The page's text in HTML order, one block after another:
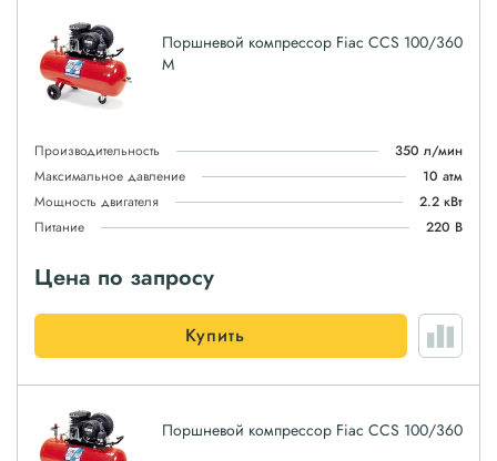
Поршневой компрессор Fiac CCS 100/360
M
Производительность
350 л/мин
Максимальное давление
10 атм
Мощность двигателя
2.2 кВт
Питание
220 В
Цена по запросу
Купить
Поршневой компрессор Fiac CCS 100/360